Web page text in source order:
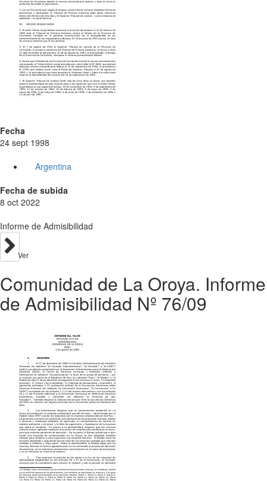
Fecha
24 sept 1998
Argentina
Fecha de subida
8 oct 2022
Informe de Admisibilidad
Ver
Comunidad de La Oroya. Informe
de Admisibilidad Nº 76/09